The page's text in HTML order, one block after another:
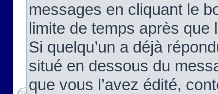
messages en cliquant le
limite de temps après que
Si quelqu’un a déjà
situé en dessous du
que vous l’avez édité,